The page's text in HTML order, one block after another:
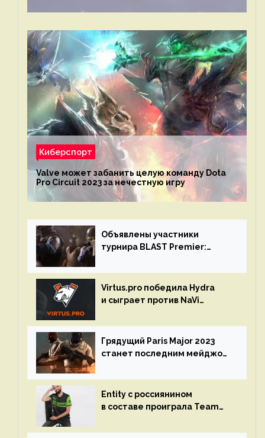
Киберспорт
Valve может забанить целую команду Dota
Pro Circuit 2023 за нечестную игру
Объявлены участники
турнира BLAST Premier:
Virtus.pro победила Hydra
и сыграет против NaVi
Грядущий Paris Major 2023
станет последним мейджор-
Entity с россиянином
в составе проиграла Team